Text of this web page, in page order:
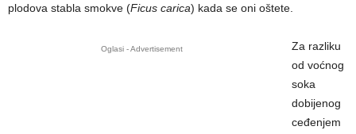
plodova stabla smokve (Ficus carica) kada se oni oštete.
Oglasi - Advertisement
Za razliku
od voćnog
soka
dobijenog
ceđenjem